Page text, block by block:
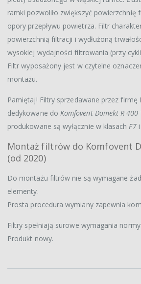
ramki pozwoliło zwiększyć powierzchnię
opory przepływu powietrza. Filtr
powierzchnią filtracji i wydłużoną
wysokiej wydajności filtrowania (przy
Filtr wyposażony jest w czytelne
montażu.
Pamiętaj! Filtry sprzedawane przez firmę
dedykowane do Komfovent Domekt R 400
produkowane są wyłącznie w klasach F7i
Montaż filtrów do Komfovent
(od 2020)
Do montażu filtrów nie są wymagane
elementy.
Prosta procedura wymiany zapewnia
Filtry spełniają surowe wymagania
Produkt nowy.